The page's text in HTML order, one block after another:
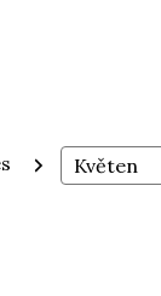
Další
Měsíc
Den
Rok